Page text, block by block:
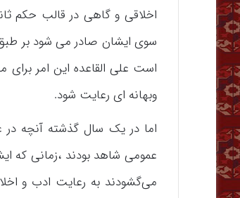
اخلاقی و گاهی در قالب حکم
سوی ایشان صادر می شود بر
است علی القاعده این امر
وبهانه ای رعایت شود.
اما در یک سال گذشته آنچه در
عمومی شاهد بودند ،زمانی که
می‌گشودند به رعایت ادب و